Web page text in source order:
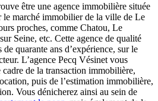
être une agence immobilière située
le marché immobilier de la ville de Le
proches, comme Chatou, Le
Seine, etc. Cette agence de qualité
quarante ans d’expérience, sur le
L’agence Pecq Vésinet vous
cadre de la transaction immobilière,
puis de l’estimation immobilière,
Vous dénicherez ainsi au sein de